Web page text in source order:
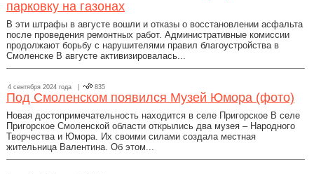
парковку на газонах
В эти штрафы в августе вошли и отказы о восстановлении асфальта
после проведения ремонтных работ. Административные комиссии
продолжают борьбу с нарушителями правил благоустройства в
Смоленске В августе активизировалась...
4 сентября 2024 года | 835
Под Смоленском появился Музей Юмора (фото)
Новая достопримечательность находится в селе Пригорское В селе
Пригорское Смоленской области открылись два музея – Народного
Творчества и Юмора. Их своими силами создала местная
жительница Валентина. Об этом...